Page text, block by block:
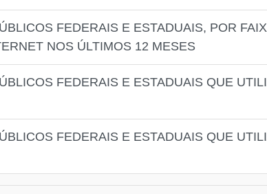
FEDERAIS E ESTADUAIS, POR
NOS ÚLTIMOS 12 MESES
FEDERAIS E ESTADUAIS QUE
FEDERAIS E ESTADUAIS QUE